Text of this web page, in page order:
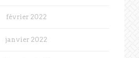
février 2022
janvier 2022